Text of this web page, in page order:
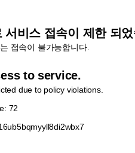
비스 접속이 제한 되
접속이 불가능합니다.
to service.
due to policy violations.
72